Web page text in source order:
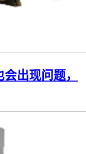
出现问题，